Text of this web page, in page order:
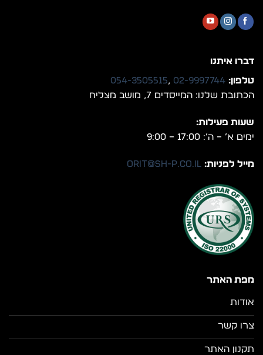
מפת האתר
אודות
צרו קשר
תקנון האתר
דברו איתנו
טלפון: 02-9997744
,
054-3505515
הכתובת שלנו: המייסדים 7, מושב מצליח
שעות פעילות:
ימים א’ – ה’: 17:00 – 9:00
מייל לפניות: orit@sh-p.co.il